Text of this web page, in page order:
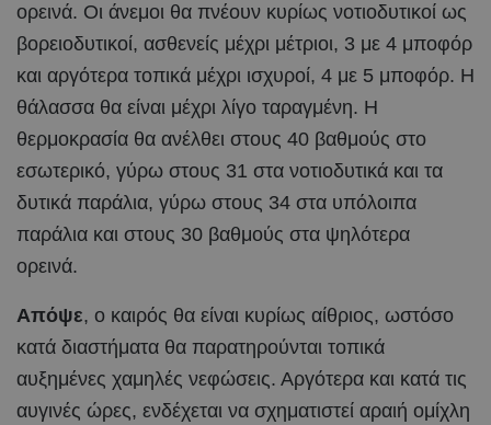
ορεινά. Οι άνεμοι θα πνέουν κυρίως νοτιοδυτικοί ως
βορειοδυτικοί, ασθενείς μέχρι μέτριοι, 3 με 4 μποφόρ
και αργότερα τοπικά μέχρι ισχυροί, 4 με 5 μποφόρ. Η
θάλασσα θα είναι μέχρι λίγο ταραγμένη. Η
θερμοκρασία θα ανέλθει στους 40 βαθμούς στο
εσωτερικό, γύρω στους 31 στα νοτιοδυτικά και τα
δυτικά παράλια, γύρω στους 34 στα υπόλοιπα
παράλια και στους 30 βαθμούς στα ψηλότερα
ορεινά.
Απόψε, ο καιρός θα είναι κυρίως αίθριος, ωστόσο
κατά διαστήματα θα παρατηρούνται τοπικά
αυξημένες χαμηλές νεφώσεις. Αργότερα και κατά τις
αυγινές ώρες, ενδέχεται να σχηματιστεί αραιή ομίχλη